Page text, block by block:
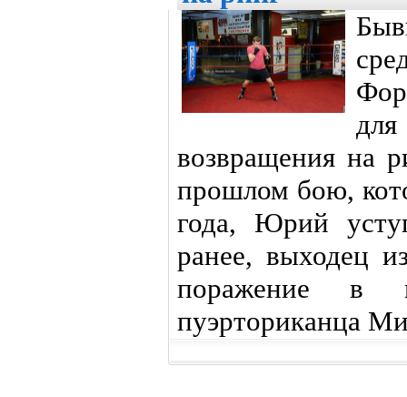
возвращения на
прошлом бою,
года, Юрий
ранее, выходец
поражение в
пуэрториканца